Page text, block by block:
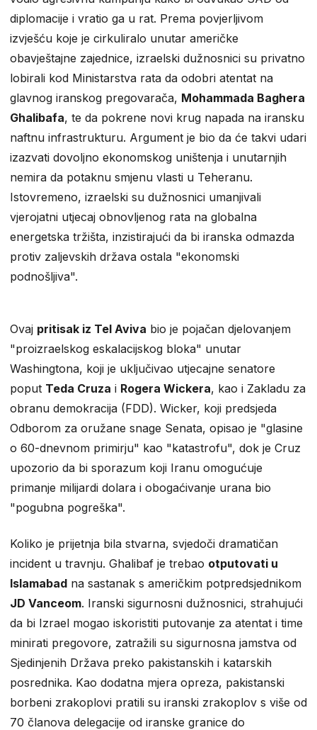
diplomacije i vratio ga u rat. Prema povjerljivom
izvješću koje je cirkuliralo unutar američke
obavještajne zajednice, izraelski dužnosnici su privatno
lobirali kod Ministarstva rata da odobri atentat na
glavnog iranskog pregovarača, Mohammada Baghera
Ghalibafa, te da pokrene novi krug napada na iransku
naftnu infrastrukturu. Argument je bio da će takvi udari
izazvati dovoljno ekonomskog uništenja i unutarnjih
nemira da potaknu smjenu vlasti u Teheranu.
Istovremeno, izraelski su dužnosnici umanjivali
vjerojatni utjecaj obnovljenog rata na globalna
energetska tržišta, inzistirajući da bi iranska odmazda
protiv zaljevskih država ostala "ekonomski
podnošljiva".
Ovaj pritisak iz Tel Aviva bio je pojačan djelovanjem
"proizraelskog eskalacijskog bloka" unutar
Washingtona, koji je uključivao utjecajne senatore
poput Teda Cruza i Rogera Wickera, kao i Zakladu za
obranu demokracija (FDD). Wicker, koji predsjeda
Odborom za oružane snage Senata, opisao je "glasine
o 60-dnevnom primirju" kao "katastrofu", dok je Cruz
upozorio da bi sporazum koji Iranu omogućuje
primanje milijardi dolara i obogaćivanje urana bio
"pogubna pogreška".
Koliko je prijetnja bila stvarna, svjedoči dramatičan
incident u travnju. Ghalibaf je trebao otputovati u
Islamabad na sastanak s američkim potpredsjednikom
JD Vanceom. Iranski sigurnosni dužnosnici, strahujući
da bi Izrael mogao iskoristiti putovanje za atentat i time
minirati pregovore, zatražili su sigurnosna jamstva od
Sjedinjenih Država preko pakistanskih i katarskih
posrednika. Kao dodatna mjera opreza, pakistanski
borbeni zrakoplovi pratili su iranski zrakoplov s više od
70 članova delegacije od iranske granice do